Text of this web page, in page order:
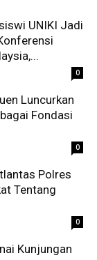
UNIKI Jadi
0
Luncurkan
Fondasi
0
Polres
Tentang
0
Kunjungan